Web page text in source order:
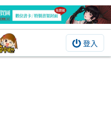
登入